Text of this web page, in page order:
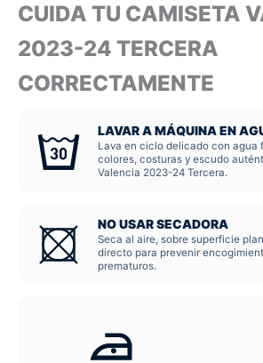
CUIDA TU CAMISETA
2023-24 TERCERA
CORRECTAMENTE
LAVAR A MÁQUINA EN
Lava en ciclo delicado con agua
colores, costuras y escudo
Valencia 2023-24 Tercera.
NO USAR SECADORA
Seca al aire, sobre superficie
directo para prevenir
prematuros.